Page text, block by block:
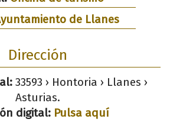
de Llanes
Dirección
33593 › Hontoria › Llanes ›
Asturias.
digital: Pulsa aquí